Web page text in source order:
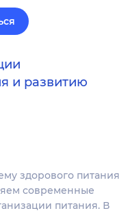
и развитию
здорового питания
современные
питания. В